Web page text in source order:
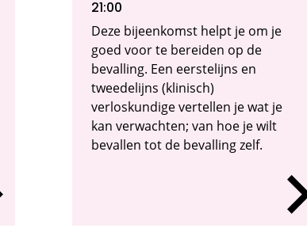
21:00
Deze bijeenkomst helpt je om je
goed voor te bereiden op de
bevalling. Een eerstelijns en
tweedelijns (klinisch)
verloskundige vertellen je wat je
kan verwachten; van hoe je wilt
bevallen tot de bevalling zelf.